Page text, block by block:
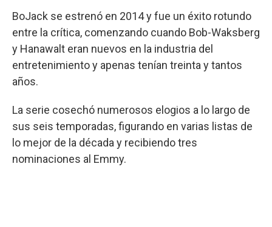
BoJack se estrenó en 2014 y fue un éxito rotundo
entre la crítica, comenzando cuando Bob-Waksberg
y Hanawalt eran nuevos en la industria del
entretenimiento y apenas tenían treinta y tantos
años.
La serie cosechó numerosos elogios a lo largo de
sus seis temporadas, figurando en varias listas de
lo mejor de la década y recibiendo tres
nominaciones al Emmy.